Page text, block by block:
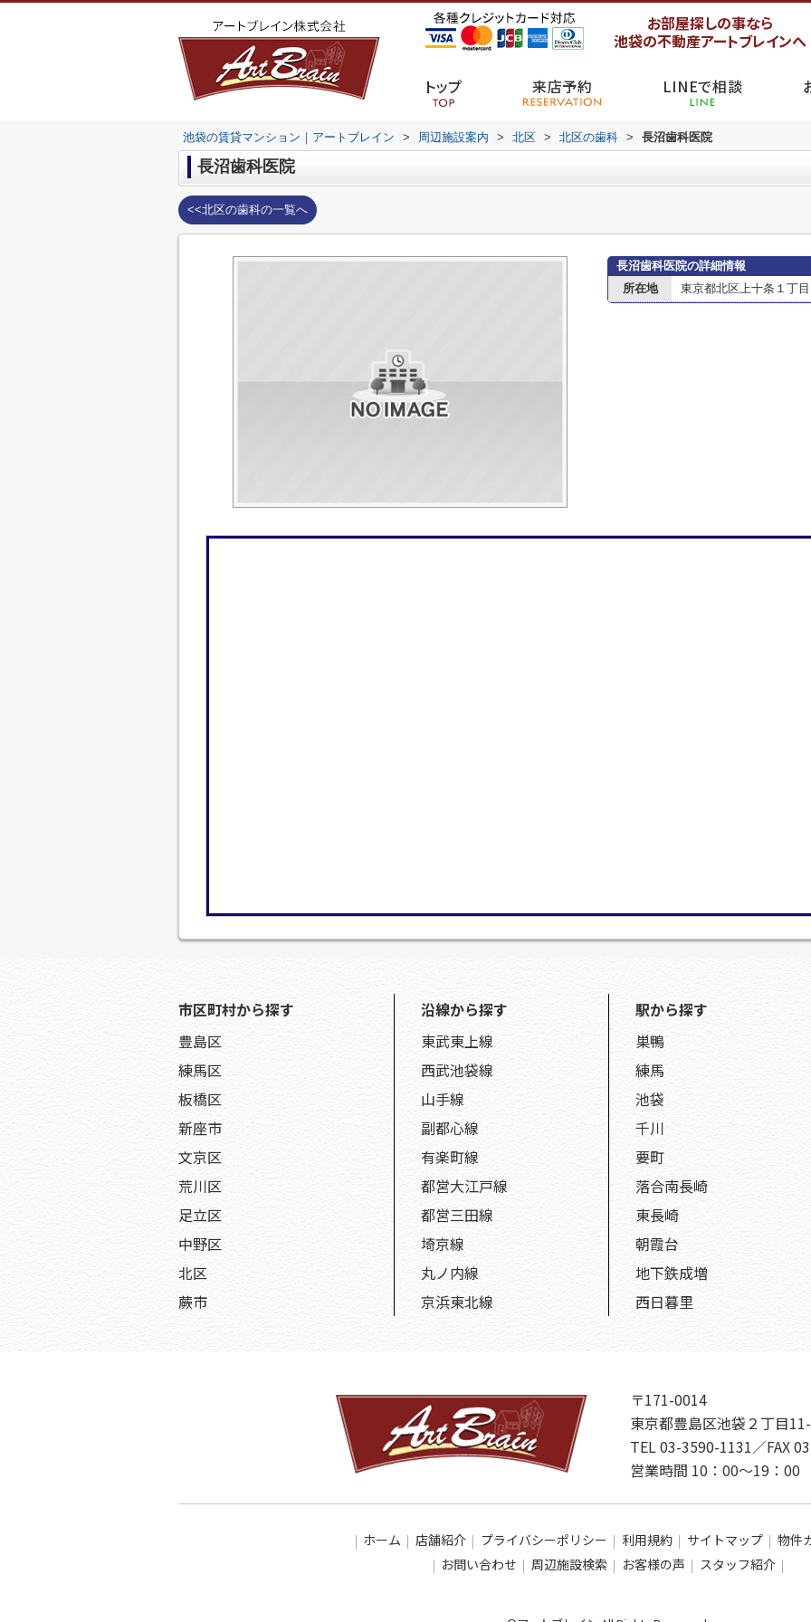
お部屋探しの事なら
池袋の不動産アートブレインへ
トップ 来店予約 LINEで相談
池袋の賃貸マンション｜アートブレイン > 周辺施設案内 > 北区 > 北区の歯科 > 長沼歯科医院
長沼歯科医院
<<北区の歯科の一覧へ
長沼歯科医院の詳細情報
所在地
東京都北区上十条１丁
市区町村から探す
豊島区
練馬区
板橋区
新座市
文京区
荒川区
足立区
中野区
北区
蕨市
沿線から探す
東武東上線
西武池袋線
山手線
副都心線
有楽町線
都営大江戸線
都営三田線
埼京線
丸ノ内線
京浜東北線
駅から探す
巣鴨
練馬
池袋
千川
要町
落合南長崎
東長崎
朝霞台
地下鉄成増
西日暮里
〒171-0014
東京都豊島区池袋２丁目
TEL 03-3590-1131／FAX
営業時間 10：00～19：
ホーム 店舗紹介 プライバシーポリシー 利用規約 サイトマップ
物件
お問い合わせ
周辺施設検索 お客様の声 スタッフ紹介